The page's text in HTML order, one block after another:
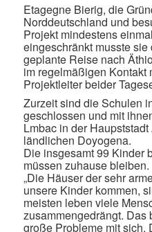
Etagegne Bierig, die
Norddeutschland und
Projekt mindestens
eingeschränkt musste
geplante Reise nach
im regelmäßigen Kontakt
Projektleiter beider
Zurzeit sind die Schulen
geschlossen und mit
Lmbac in der
ländlichen Doyogena.
Die insgesamt 99 Kinder
müssen zuhause bleiben.
„Die Häuser der sehr
unsere Kinder kommen,
meisten leben viele
zusammengedrängt. Das
große Probleme mit sich.